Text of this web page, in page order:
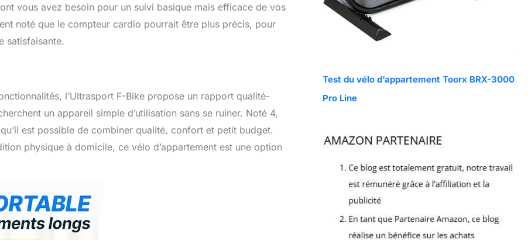
vous avez besoin pour un suivi basique mais efficace de vos
noté que le compteur cardio pourrait être plus précis, pour
satisfaisante.
l’Ultrasport F-Bike propose un rapport qualité-
un appareil simple d’utilisation sans se ruiner. Noté 4,
est possible de combiner qualité, confort et petit budget.
physique à domicile, ce vélo d’appartement est une option
Test du vélo d’appartement Toorx BRX-3000
Pro Line